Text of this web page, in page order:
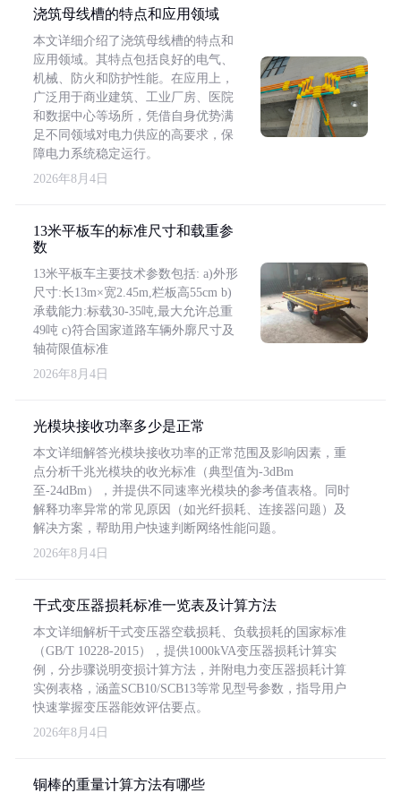
浇筑母线槽的特点和应用领域
本文详细介绍了浇筑母线槽的特点和
应用领域。其特点包括良好的电气、
机械、防火和防护性能。在应用上，
广泛用于商业建筑、工业厂房、医院
和数据中心等场所，凭借自身优势满
足不同领域对电力供应的高要求，保
障电力系统稳定运行。
2026年8月4日
13米平板车的标准尺寸和载重参
数
13米平板车主要技术参数包括: a)外形
尺寸:长13m×宽2.45m,栏板高55cm b)
承载能力:标载30-35吨,最大允许总重
49吨 c)符合国家道路车辆外廓尺寸及
轴荷限值标准
2026年8月4日
光模块接收功率多少是正常
本文详细解答光模块接收功率的正常范围及影响因素，重
点分析千兆光模块的收光标准（典型值为-3dBm
至-24dBm），并提供不同速率光模块的参考值表格。同时
解释功率异常的常见原因（如光纤损耗、连接器问题）及
解决方案，帮助用户快速判断网络性能问题。
2026年8月4日
干式变压器损耗标准一览表及计算方法
本文详细解析干式变压器空载损耗、负载损耗的国家标准
（GB/T 10228-2015），提供1000kVA变压器损耗计算实
例，分步骤说明变损计算方法，并附电力变压器损耗计算
实例表格，涵盖SCB10/SCB13等常见型号参数，指导用户
快速掌握变压器能效评估要点。
2026年8月4日
铜棒的重量计算方法有哪些